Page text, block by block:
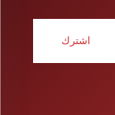
اشترك